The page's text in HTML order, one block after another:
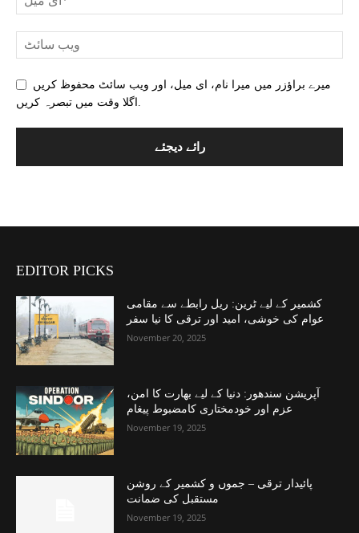
میرے براؤزر میں میرا نام، ای میل، اور ویب سائٹ محفوظ کریں
اگلا وقت میں تبصرہ کریں.
EDITOR PICKS
کشمیر کے لیے ٹرین: ریل رابطے سے مقامی
عوام کی خوشی، امید اور ترقی کا نیا سفر
November 20, 2025
آپریشن سندھور: دنیا کے لیے بھارت کا امن،
عزم اور خودمختاری کامضبوط پیغام
November 19, 2025
پائیدار ترقی – جموں و کشمیر کے روشن
مستقبل کی ضمانت
November 19, 2025